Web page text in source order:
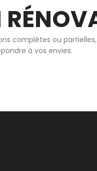
complètes ou partielles,
à vos envies.